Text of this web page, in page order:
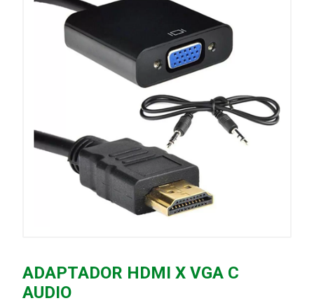
ADAPTADOR HDMI X VGA C
AUDIO